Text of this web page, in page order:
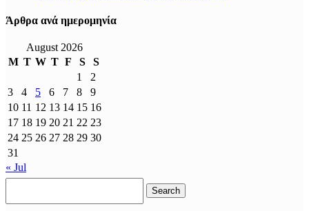
Άρθρα ανά ημερομηνία
August 2026
M T W T F S
S
1
2
3
4 5 6 7 8
9
10 11 12 13 14 15 16
17 18 19 20 21 22 23
24 25 26 27 28 29 30
31
« Jul